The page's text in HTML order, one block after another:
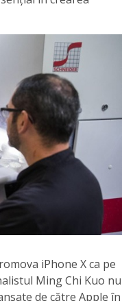
iPhone X ca pe
Ming Chi Kuo nu
de către Apple în